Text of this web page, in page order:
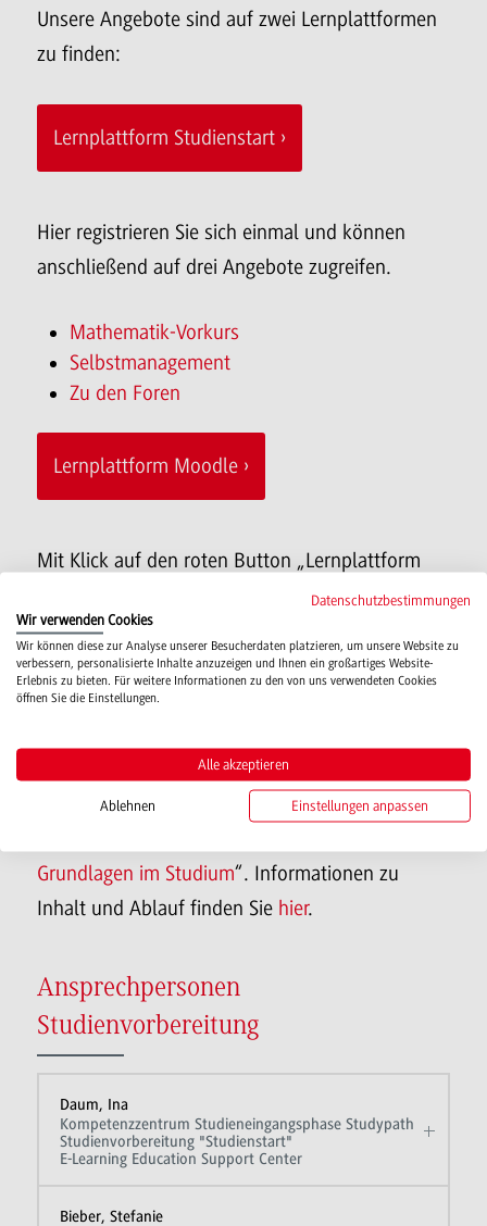
Unsere Angebote sind auf zwei Lernplattformen
zu finden:
Lernplattform Studienstart
Hier registrieren Sie sich einmal und können
anschließend auf drei Angebote zugreifen.
Mathematik-Vorkurs
Selbstmanagement
Zu den Foren
Lernplattform Moodle
Mit Klick auf den roten Button „Lernplattform
Moodle“ gelangen Sie direkt in den Kursraum
„Informationsraum für die angehenden
Studierenden der DHBW Heilbronn“. Dort finden
Sie wichtige Informationen zur IT-Infrastruktur
Nutzung, zum Aufbau und zum Umgang mit der
Moodle-Plattform der DHBW Heilbronn. Von
Grundlagen im Studium“. Informationen zu
Inhalt und Ablauf finden Sie hier.
Ansprechpersonen
Studienvorbereitung
Daum, Ina
Kompetenzzentrum Studieneingangsphase Studypath
Studienvorbereitung "Studienstart"
E-Learning Education Support Center
Bieber, Stefanie
Datenschutzbestimmungen
Wir verwenden Cookies
Wir können diese zur Analyse unserer Besucherdaten platzieren, um unsere Website zu
verbessern, personalisierte Inhalte anzuzeigen und Ihnen ein großartiges Website-
Erlebnis zu bieten. Für weitere Informationen zu den von uns verwendeten Cookies
öffnen Sie die Einstellungen.
Alle akzeptieren
Ablehnen Einstellungen anpassen